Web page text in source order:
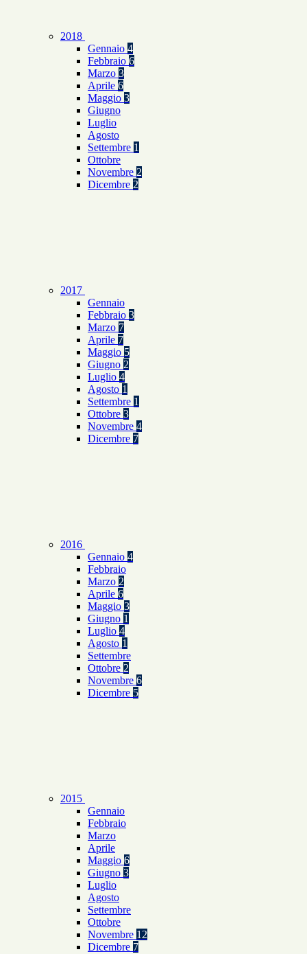
2018
Gennaio 4
Febbraio 6
Marzo 3
Aprile 6
Maggio 3
Giugno
Luglio
Agosto
Settembre 1
Ottobre
Novembre 2
Dicembre 2
2017
Gennaio
Febbraio 3
Marzo 7
Aprile 7
Maggio 5
Giugno 2
Luglio 4
Agosto 1
Settembre 1
Ottobre 3
Novembre 4
Dicembre 7
2016
Gennaio 4
Febbraio
Marzo 2
Aprile 6
Maggio 3
Giugno 1
Luglio 4
Agosto 1
Settembre
Ottobre 2
Novembre 6
Dicembre 5
2015
Gennaio
Febbraio
Marzo
Aprile
Maggio 6
Giugno 3
Luglio
Agosto
Settembre
Ottobre
Novembre 12
Dicembre 7